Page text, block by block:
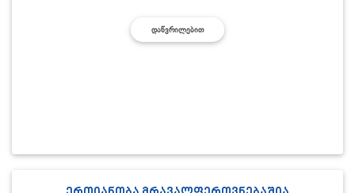
ᲓᲐᲬᲕᲠᲘᲚᲔᲑᲘᲗ